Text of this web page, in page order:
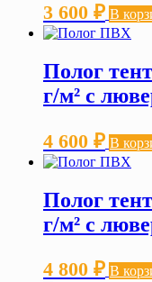
3 600 ₽ В
Полог
г/м² с
4 600 ₽ В
Полог
г/м² с
4 800 ₽ В